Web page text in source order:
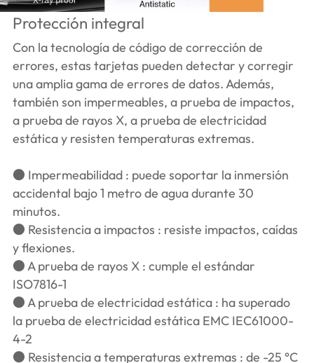
Protección integral
Con la tecnología de código de corrección de
errores, estas tarjetas pueden detectar y corregir
una amplia gama de errores de datos. Además,
también son impermeables, a prueba de impactos,
a prueba de rayos X, a prueba de electricidad
estática y resisten temperaturas extremas.
● Impermeabilidad : puede soportar la inmersión
accidental bajo 1 metro de agua durante 30
minutos.
● Resistencia a impactos : resiste impactos, caídas
y flexiones.
● A prueba de rayos X : cumple el estándar
ISO7816-1
● A prueba de electricidad estática : ha superado
la prueba de electricidad estática EMC IEC61000-
4-2
● Resistencia a temperaturas extremas : de -25 °C